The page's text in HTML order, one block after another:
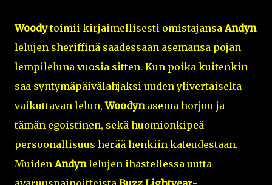
Woodytoimii kirjaimellisesti omistajansaAndyn
lelujen sheriffinä saadessaan asemansa pojan
lempileluna vuosia sitten. Kun poika kuitenkin
saa syntymäpäivälahjaksi uuden ylivertaiselta
vaikuttavan lelun,Woodynasema horjuu ja
tämän egoistinen, sekä huomionkipeä
persoonallisuus herää henkiin kateudestaan.
MuidenAndynlelujen ihastellessa uutta